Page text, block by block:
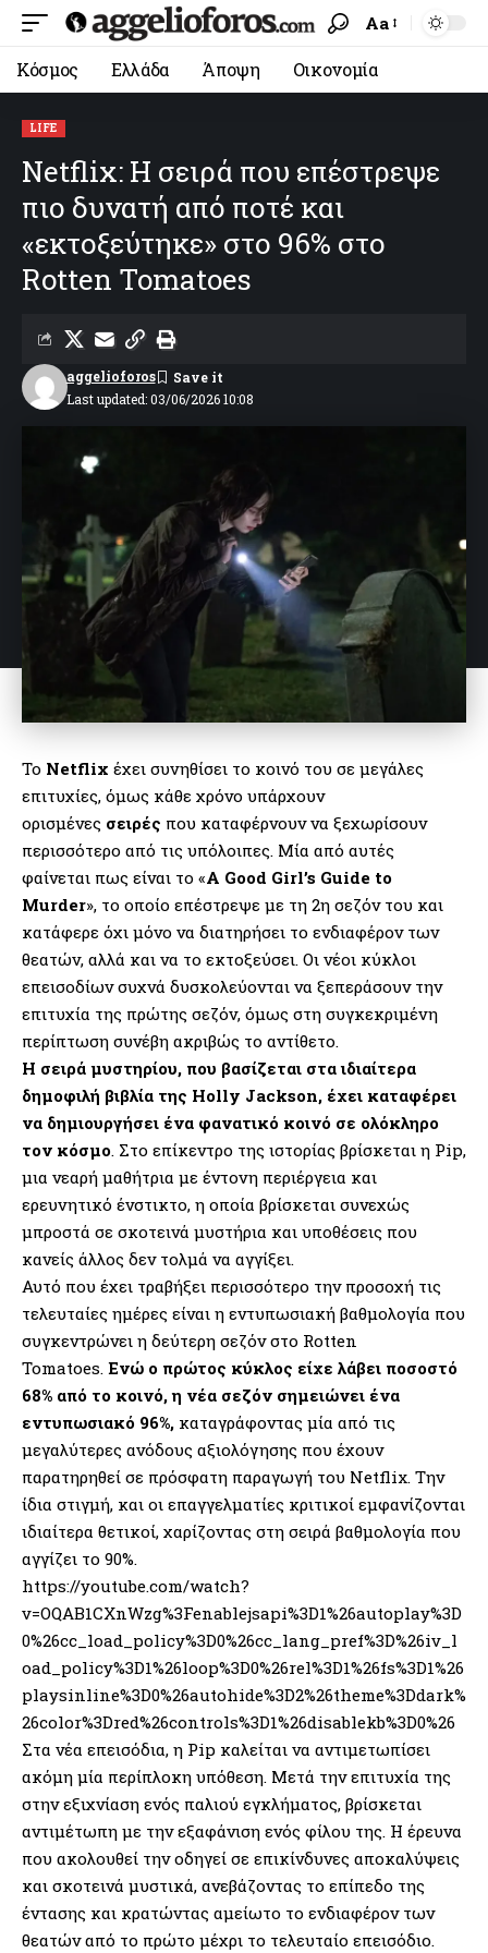
Aa
Κόσμος Ελλάδα Άποψη Οικονομία
LIFE
Netflix: Η σειρά που επέστρεψε
πιο δυνατή από ποτέ και
«εκτοξεύτηκε» στο 96% στο
Rotten Tomatoes
Last updated: 03/06/2026 10:08
aggelioforos
Το Netflix έχει συνηθίσει το κοινό του σε μεγάλες
επιτυχίες, όμως κάθε χρόνο υπάρχουν
ορισμένες σειρές που καταφέρνουν να ξεχωρίσουν
περισσότερο από τις υπόλοιπες. Μία από αυτές
φαίνεται πως είναι το «A Good Girl’s Guide to
Murder», το οποίο επέστρεψε με τη 2η σεζόν του και
κατάφερε όχι μόνο να διατηρήσει το ενδιαφέρον των
θεατών, αλλά και να το εκτοξεύσει. Οι νέοι κύκλοι
επεισοδίων συχνά δυσκολεύονται να ξεπεράσουν την
επιτυχία της πρώτης σεζόν, όμως στη συγκεκριμένη
περίπτωση συνέβη ακριβώς το αντίθετο.
Η σειρά μυστηρίου, που βασίζεται στα ιδιαίτερα
δημοφιλή βιβλία της Holly Jackson, έχει καταφέρει
να δημιουργήσει ένα φανατικό κοινό σε ολόκληρο
τον κόσμο. Στο επίκεντρο της ιστορίας βρίσκεται η Pip,
μια νεαρή μαθήτρια με έντονη περιέργεια και
ερευνητικό ένστικτο, η οποία βρίσκεται συνεχώς
μπροστά σε σκοτεινά μυστήρια και υποθέσεις που
κανείς άλλος δεν τολμά να αγγίξει.
Αυτό που έχει τραβήξει περισσότερο την προσοχή τις
τελευταίες ημέρες είναι η εντυπωσιακή βαθμολογία που
συγκεντρώνει η δεύτερη σεζόν στο Rotten
Tomatoes. Ενώ ο πρώτος κύκλος είχε λάβει ποσοστό
68% από το κοινό, η νέα σεζόν σημειώνει ένα
εντυπωσιακό 96%, καταγράφοντας μία από τις
μεγαλύτερες ανόδους αξιολόγησης που έχουν
παρατηρηθεί σε πρόσφατη παραγωγή του Netflix. Την
ίδια στιγμή, και οι επαγγελματίες κριτικοί εμφανίζονται
ιδιαίτερα θετικοί, χαρίζοντας στη σειρά βαθμολογία που
αγγίζει το 90%.
https://youtube.com/watch?
v=OQAB1CXnWzg%3Fenablejsapi%3D1%26autoplay%3D
0%26cc_load_policy%3D0%26cc_lang_pref%3D%26iv_l
oad_policy%3D1%26loop%3D0%26rel%3D1%26fs%3D1%26
playsinline%3D0%26autohide%3D2%26theme%3Ddark%
26color%3Dred%26controls%3D1%26disablekb%3D0%26
Στα νέα επεισόδια, η Pip καλείται να αντιμετωπίσει
ακόμη μία περίπλοκη υπόθεση. Μετά την επιτυχία της
στην εξιχνίαση ενός παλιού εγκλήματος, βρίσκεται
αντιμέτωπη με την εξαφάνιση ενός φίλου της. Η έρευνα
που ακολουθεί την οδηγεί σε επικίνδυνες αποκαλύψεις
και σκοτεινά μυστικά, ανεβάζοντας το επίπεδο της
έντασης και κρατώντας αμείωτο το ενδιαφέρον των
θεατών από το πρώτο μέχρι το τελευταίο επεισόδιο.